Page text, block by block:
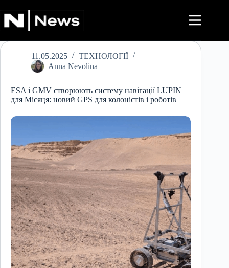
до
вмісту
11.05.2025
ТЕХНОЛОГІЇ
Anna Nevolina
ESA і GMV створюють систему навігації LUPIN
для Місяця: новий GPS для колоністів і роботів